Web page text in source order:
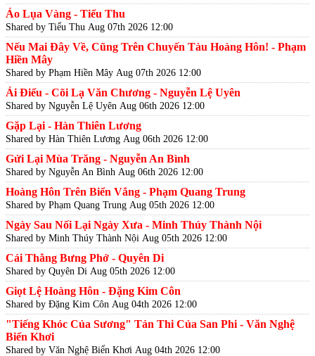
Áo Lụa Vàng - Tiểu Thu
Shared by Tiểu Thu Aug 07th 2026 12:00
Nếu Mai Đây Về, Cũng Trên Chuyến Tàu Hoàng Hôn! - Phạm
Hiền Mây
Shared by Phạm Hiền Mây Aug 07th 2026 12:00
Ái Điểu - Cõi Lạ Văn Chương - Nguyễn Lệ Uyên
Shared by Nguyễn Lệ Uyên Aug 06th 2026 12:00
Gặp Lại - Hàn Thiên Lương
Shared by Hàn Thiên Lương Aug 06th 2026 12:00
Gửi Lại Mùa Trăng - Nguyễn An Bình
Shared by Nguyễn An Bình Aug 06th 2026 12:00
Hoàng Hôn Trên Biển Vắng - Phạm Quang Trung
Shared by Phạm Quang Trung Aug 05th 2026 12:00
Ngày Sau Nối Lại Ngày Xưa - Minh Thúy Thành Nội
Shared by Minh Thúy Thành Nội Aug 05th 2026 12:00
Cái Thằng Bưng Phở - Quyên Di
Shared by Quyên Di Aug 05th 2026 12:00
Giọt Lệ Hoàng Hôn - Đặng Kim Côn
Shared by Đặng Kim Côn Aug 04th 2026 12:00
"Tiếng Khóc Của Sương" Tản Thi Của San Phi - Văn Nghệ
Biển Khơi
Shared by Văn Nghệ Biển Khơi Aug 04th 2026 12:00